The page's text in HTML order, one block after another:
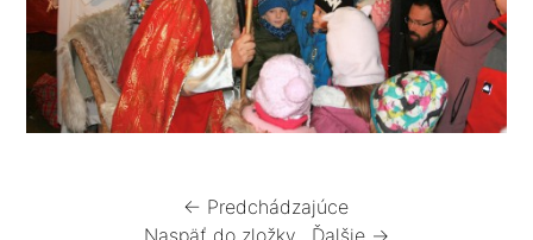
← Predchádzajúce